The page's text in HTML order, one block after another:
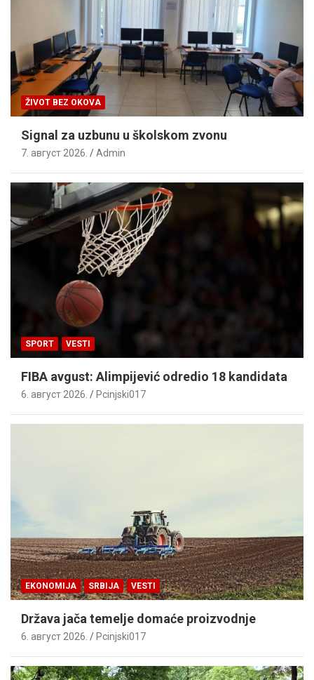
ŽIVOT BEZ OKOVA
Signal za uzbunu u školskom zvonu
7. август 2026. Admin
SPORT VESTI
FIBA avgust: Alimpijević odredio 18 kandidata
6. август 2026. Pcinjski017
EKONOMIJA SRBIJA VESTI
Država jača temelje domaće proizvodnje
6. август 2026. Pcinjski017